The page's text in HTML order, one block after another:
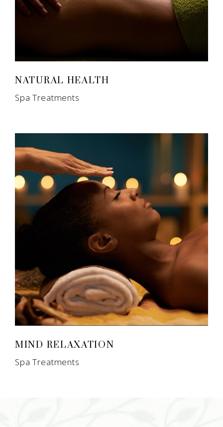
NATURAL HEALTH
Spa Treatments
MIND RELAXATION
Spa Treatments